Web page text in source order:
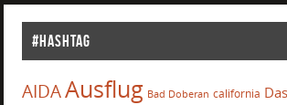
#Hashtag
AIDAAusflug Bad Doberan california